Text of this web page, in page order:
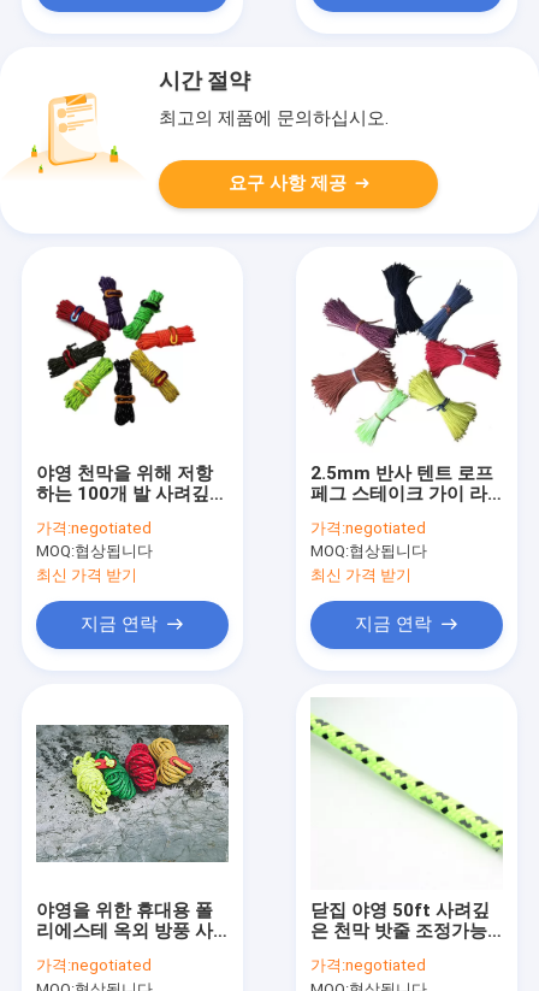
시간 절약
최고의 제품에 문의하십시오.
요구 사항 제공
야영 천막을 위해 저항
하는 100개 발 사려깊은
UV
가격:negotiated
MOQ:협상됩니다
최신 가격 받기
지금 연락
2.5mm 반사 텐트 로프
페그 스테이크 가이 라
가격:negotiated
MOQ:협상됩니다
최신 가격 받기
지금 연락
야영을 위한 휴대용 폴
리에스테 옥외 방풍 사
가격:negotiated
닫집 야영 50ft 사려깊
은 천막 밧줄 조정가능
가격:negotiated